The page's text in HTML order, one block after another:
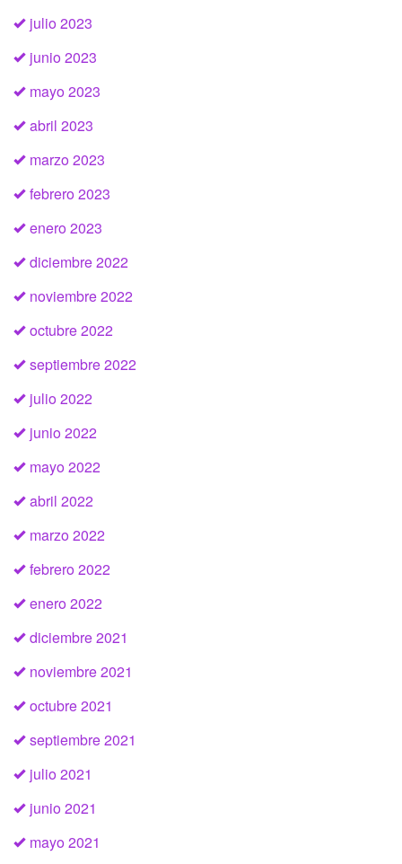
julio 2023
junio 2023
mayo 2023
abril 2023
marzo 2023
febrero 2023
enero 2023
diciembre 2022
noviembre 2022
octubre 2022
septiembre 2022
julio 2022
junio 2022
mayo 2022
abril 2022
marzo 2022
febrero 2022
enero 2022
diciembre 2021
noviembre 2021
octubre 2021
septiembre 2021
julio 2021
junio 2021
mayo 2021